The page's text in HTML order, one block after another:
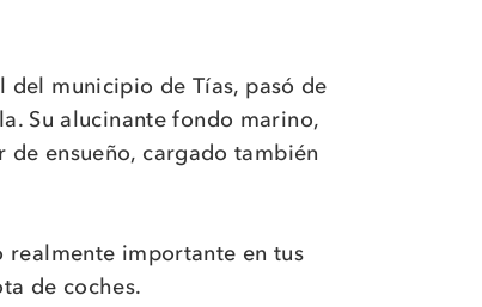
del municipio de Tías, pasó de
Su alucinante fondo marino,
ensueño, cargado también
realmente importante en tus
de coches.